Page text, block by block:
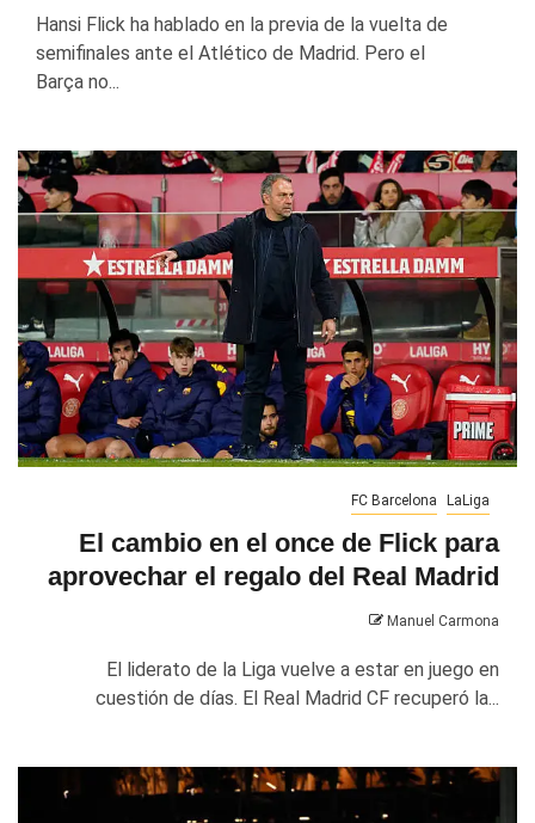
Hansi Flick ha hablado en la previa de la vuelta de
semifinales ante el Atlético de Madrid. Pero el
Barça no...
FC Barcelona LaLiga
El cambio en el once de Flick para
aprovechar el regalo del Real Madrid
Manuel Carmona
El liderato de la Liga vuelve a estar en juego en
cuestión de días. El Real Madrid CF recuperó la...